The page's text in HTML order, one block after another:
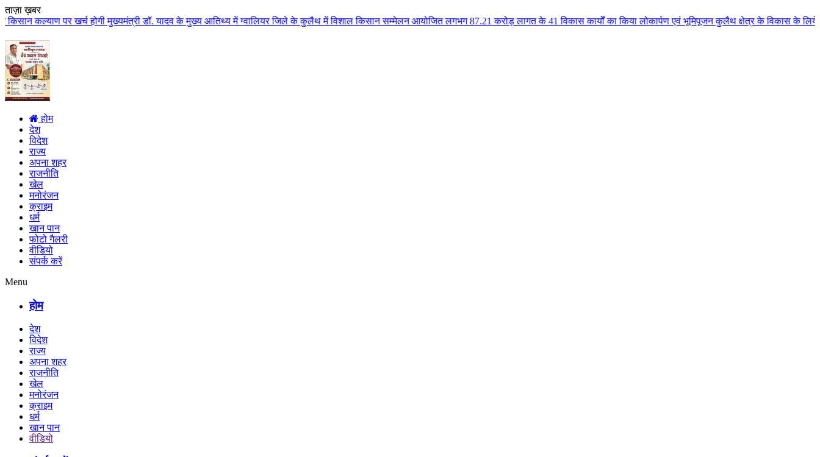
ताज़ा ख़बर
होगी मुख्यमंत्री डॉ. यादव के मुख्य आतिथ्य में ग्वालियर जिले के कुलैथ में विशाल किसान सम्मेलन आयोजित लगभग 87.21 करोड़ लागत के 41 विकास कार्यों का किया लोकार्पण एवं भूमिपूजन कुलैथ क्षेत्र के विकास के लिये की बड़ी-बड़ी
होम
देश
विदेश
राज्य
अपना शहर
राजनीति
खेल
मनोरंजन
क्राइम
धर्म
खान पान
फोटो गैलरी
वीडियो
संपर्क करें
Menu
होम
देश
विदेश
राज्य
अपना शहर
राजनीति
खेल
मनोरंजन
क्राइम
धर्म
खान पान
वीडियो